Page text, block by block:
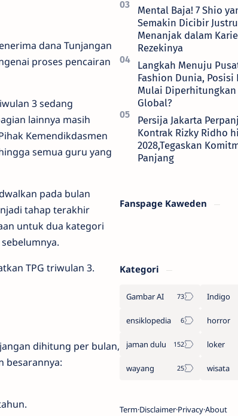
dana Tunjangan
proses pencairan
3 sedang
lainnya masih
Kemendikdasmen
semua guru yang
pada bulan
tahap terakhir
untuk dua kategori
TPG triwulan 3.
dihitung per bulan,
besarannya:
Mental Baja! 7 Shio
Semakin Dicibir
Menanjak dalam
Rezekinya
Langkah Menuju
Fashion Dunia,
Mulai Diperhitungkan
Global?
Persija Jakarta
Kontrak Rizky Ridho
2028,Tegaskan
Panjang
Fanspage Kaweden
Kategori
Gambar AI Indigo
ensiklopedia horror
jaman dulu loker
wayang wisata
TermDisclaimerPrivacyAbout